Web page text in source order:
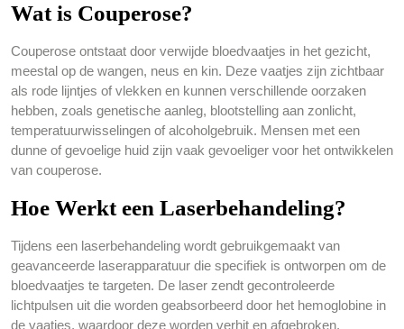
Wat is Couperose?
Couperose ontstaat door verwijde bloedvaatjes in het gezicht,
meestal op de wangen, neus en kin. Deze vaatjes zijn zichtbaar
als rode lijntjes of vlekken en kunnen verschillende oorzaken
hebben, zoals genetische aanleg, blootstelling aan zonlicht,
temperatuurwisselingen of alcoholgebruik. Mensen met een
dunne of gevoelige huid zijn vaak gevoeliger voor het ontwikkelen
van couperose.
Hoe Werkt een Laserbehandeling?
Tijdens een laserbehandeling wordt gebruikgemaakt van
geavanceerde laserapparatuur die specifiek is ontworpen om de
bloedvaatjes te targeten. De laser zendt gecontroleerde
lichtpulsen uit die worden geabsorbeerd door het hemoglobine in
de vaatjes, waardoor deze worden verhit en afgebroken.